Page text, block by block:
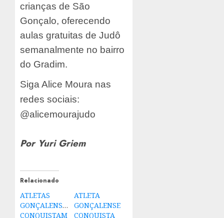
crianças de São
Gonçalo, oferecendo
aulas gratuitas de Judô
semanalmente no bairro
do Gradim.
Siga Alice Moura nas
redes sociais:
@alicemourajudo
Por Yuri Griem
Relacionado
ATLETAS
GONÇALENSES
CONQUISTAM
ATLETA
GONÇALENSE
CONQUISTA